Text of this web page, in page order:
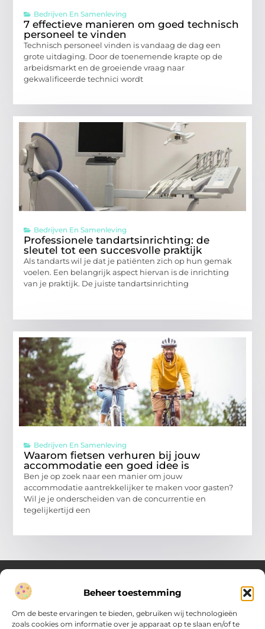
Beheer toestemming
Om de beste ervaringen te bieden, gebruiken wij technologieën
zoals cookies om informatie over je apparaat op te slaan en/of te
Bedrijven En Samenleving
7 effectieve manieren om goed technisch
personeel te vinden
Technisch personeel vinden is vandaag de dag een
grote uitdaging. Door de toenemende krapte op de
arbeidsmarkt en de groeiende vraag naar
gekwalificeerde technici wordt
Bedrijven En Samenleving
Professionele tandartsinrichting: de
sleutel tot een succesvolle praktijk
Als tandarts wil je dat je patiënten zich op hun gemak
voelen. Een belangrijk aspect hiervan is de inrichting
van je praktijk. De juiste tandartsinrichting
Bedrijven En Samenleving
Waarom fietsen verhuren bij jouw
accommodatie een goed idee is
Ben je op zoek naar een manier om jouw
accommodatie aantrekkelijker te maken voor gasten?
Wil je je onderscheiden van de concurrentie en
tegelijkertijd een
Inzicht en inspiratie voor jouw dagelijkse keuzes